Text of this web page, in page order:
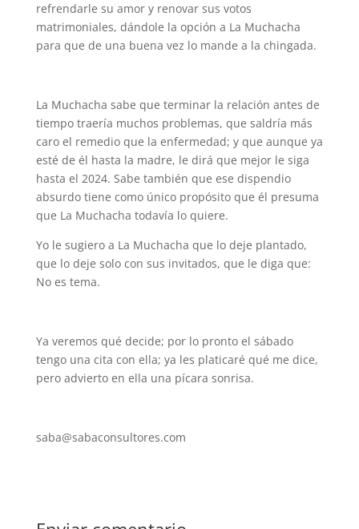
refrendarle su amor y renovar sus votos
matrimoniales, dándole la opción a La Muchacha
para que de una buena vez lo mande a la chingada.
La Muchacha sabe que terminar la relación antes de
tiempo traería muchos problemas, que saldría más
caro el remedio que la enfermedad; y que aunque ya
esté de él hasta la madre, le dirá que mejor le siga
hasta el 2024. Sabe también que ese dispendio
absurdo tiene como único propósito que él presuma
que La Muchacha todavía lo quiere.
Yo le sugiero a La Muchacha que lo deje plantado,
que lo deje solo con sus invitados, que le diga que:
No es tema.
Ya veremos qué decide; por lo pronto el sábado
tengo una cita con ella; ya les platicaré qué me dice,
pero advierto en ella una pícara sonrisa.
saba@sabaconsultores.com